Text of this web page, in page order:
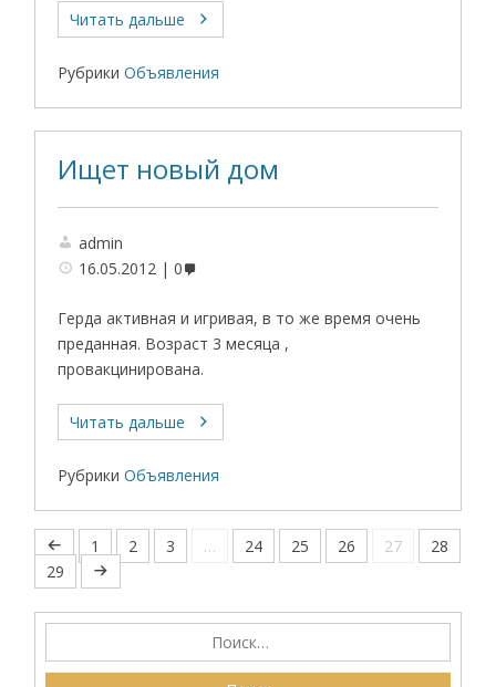
Читать дальше
Рубрики Объявления
Ищет новый дом
admin
16.05.2012
0
Герда активная и игривая, в то же время очень
преданная. Возраст 3 месяца ,
провакцинирована.
Читать дальше
Рубрики Объявления
1 2 3 … 24 25 26 27
28
29